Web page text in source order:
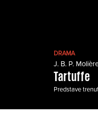
DRAMA
J. B. P.
Tartuffe
Predstave